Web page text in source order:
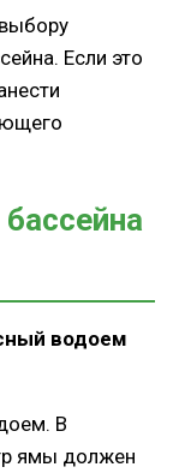
Если это
водоем
В
ямы должен